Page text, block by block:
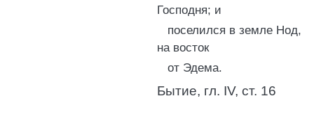
Господня; и
поселился в земле Нод,
на восток
от Эдема.
Бытие, гл. IV, ст. 16